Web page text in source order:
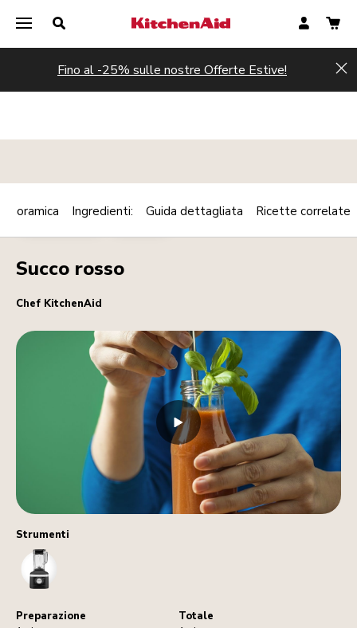
Fino al -25% sulle nostre Offerte Estive!
Strumenti
Blender
Preparazione
Totale
PIATTI FREDDI BEVANDE Print
Succo rosso
Chef KitchenAid
Ingredienti: Guida dettagliata Ricette correlate